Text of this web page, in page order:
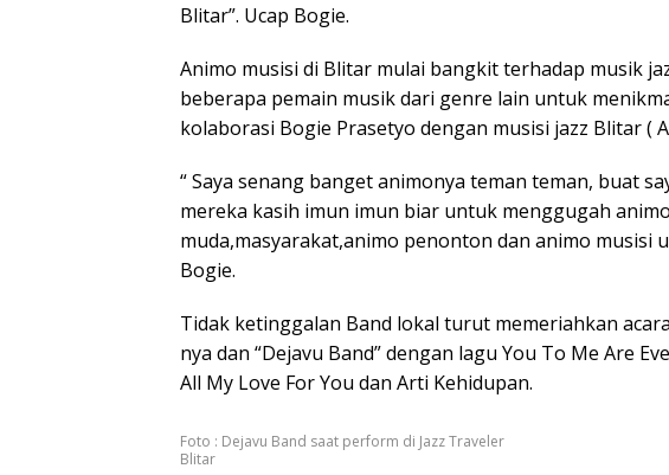
Blitar”. Ucap Bogie.
Animo musisi di Blitar mulai bangkit terhadap musik
beberapa pemain musik dari genre lain untuk
kolaborasi Bogie Prasetyo dengan musisi jazz Blitar (
“ Saya senang banget animonya teman teman, buat
mereka kasih imun imun biar untuk menggugah
muda,masyarakat,animo penonton dan animo musisi
Bogie.
Tidak ketinggalan Band lokal turut memeriahkan
nya dan “Dejavu Band” dengan lagu You To Me Are
All My Love For You dan Arti Kehidupan.
Foto : Dejavu Band saat perform di Jazz Traveler
Blitar